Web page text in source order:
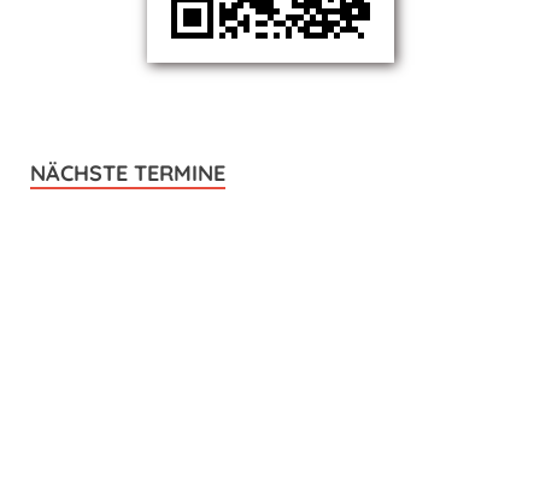
NÄCHSTE TERMINE